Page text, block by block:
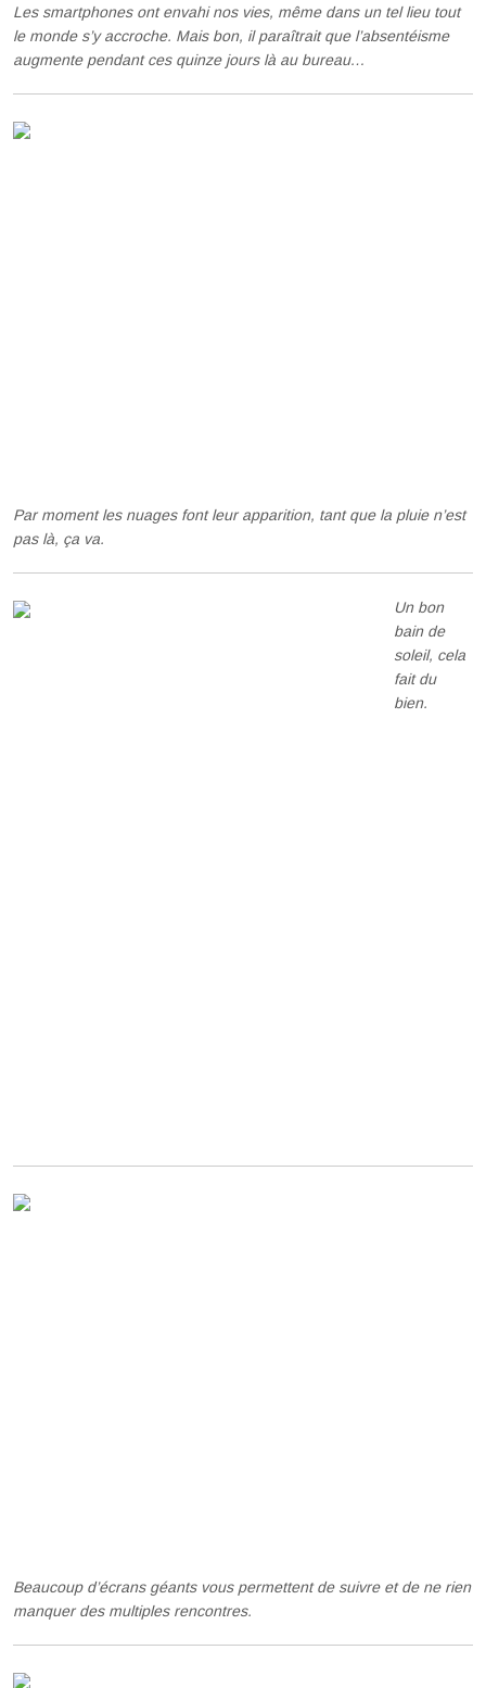
Les smartphones ont envahi nos vies, même dans un tel lieu tout
le monde s’y accroche. Mais bon, il paraîtrait que l’absentéisme
augmente pendant ces quinze jours là au bureau…
Par moment les nuages font leur apparition, tant que la pluie n’est
pas là, ça va.
Un bon
bain de
soleil, cela
fait du
bien.
Beaucoup d’écrans géants vous permettent de suivre et de ne rien
manquer des multiples rencontres.